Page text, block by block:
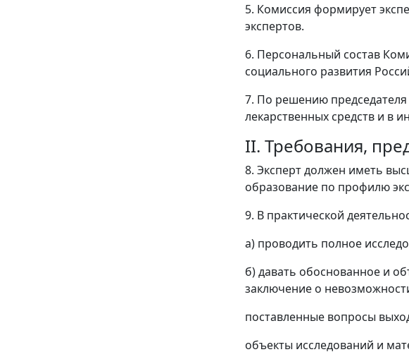
5. Комиссия формирует
экспертов.
6. Персональный состав
социального развития
7. По решению председателя
лекарственных средств и в
II. Требования,
8. Эксперт должен иметь
образование по профилю
9. В практической
а) проводить полное
б) давать обоснованное и
заключение о
поставленные вопросы
объекты исследований и